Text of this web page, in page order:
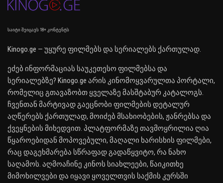
საიტი შეიცავს 18+ კონტენტს
Kinogo.ge — უყურე ფილმებს და სერიალებს ქართულად.
ეძებ ინფორმაციას საუკეთესო ფილმებსა და
სერიალებზე? Kinogo.ge არის კინომოყვარულთა პორტალი,
რომელიც გთავაზობთ ყველაზე მასშტაბურ კატალოგს.
ჩვენთან მარტივად გაეცნობი ფილმების დეტალურ
აღწერებს ქართულად, მოიძებ მსახიობების, ჟანრებსა და
ქვეყნების მიხედვით. პლატფორმაზე თავმოყრილია ღია
წყაროებიდან მოპოვებული, მაღალი ხარისხის ფილმები,
რაც დაგეხმარება სწრაფად გადაწყვიტო, რა ნახო
საღამოს. აღმოაჩინე კინოს სიახლეები, წაიკითხე
მიმოხილვები და იყავი ყოველთვის საქმის კურსში